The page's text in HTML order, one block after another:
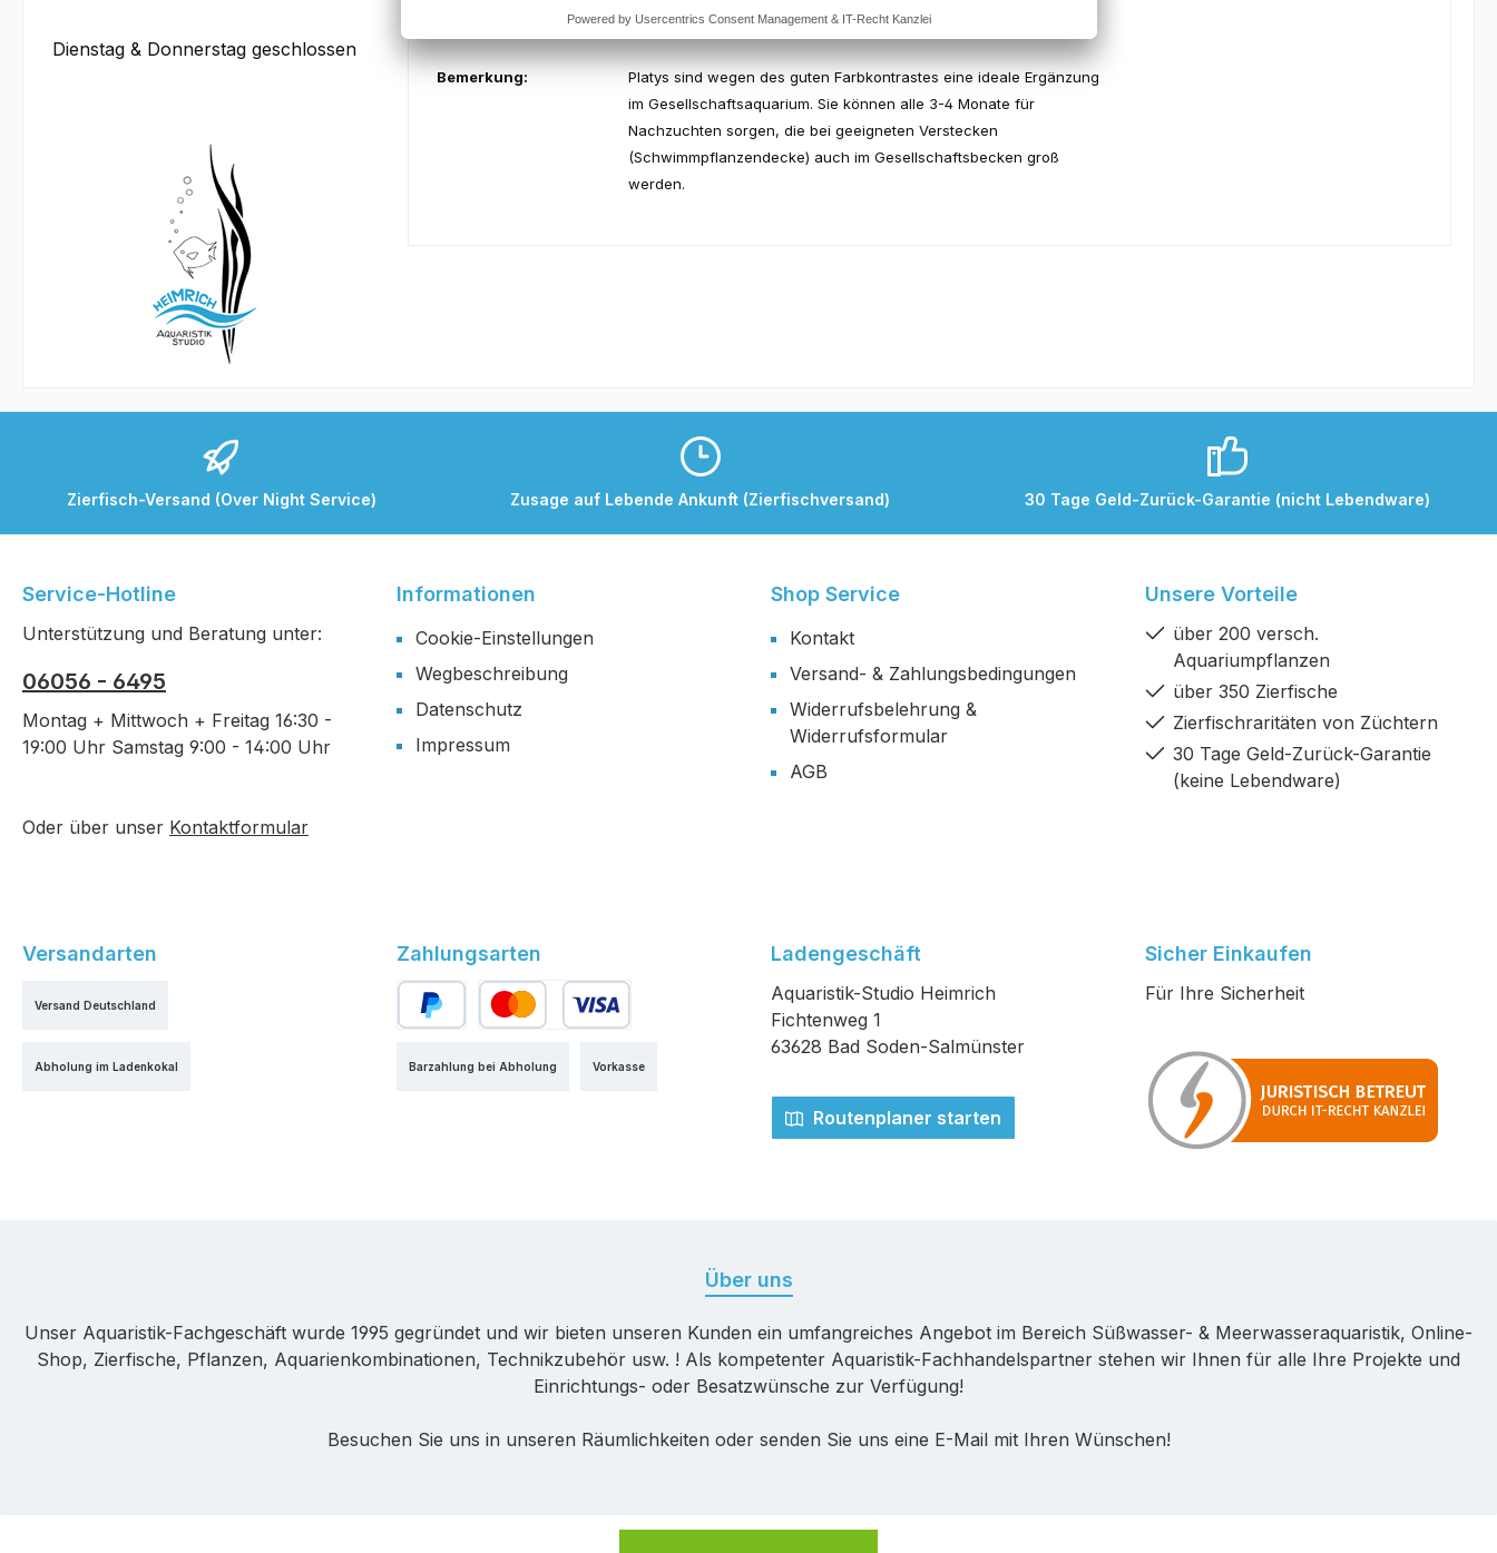
Dienstag & Donnerstag geschlossen
18°C - 25°C
Bemerkung:
Platys sind wegen des guten Farbkontrastes eine ideale Ergänzung
im Gesellschaftsaquarium. Sie können alle 3-4 Monate für
Nachzuchten sorgen, die bei geeigneten Verstecken
(Schwimmpflanzendecke) auch im Gesellschaftsbecken groß
werden.
Zierfisch-Versand (Over Night Service) Zusage auf Lebende Ankunft (Zierfischversand) 30 Tage Geld-Zurück-Garantie (nicht Lebendware)
Service-Hotline
Unterstützung und Beratung unter:
06056 - 6495
Montag + Mittwoch + Freitag 16:30 -
19:00 Uhr Samstag 9:00 - 14:00 Uhr
Oder über unser Kontaktformular
Informationen
Cookie-Einstellungen
Wegbeschreibung
Datenschutz
Impressum
Shop Service
Kontakt
Versand- & Zahlungsbedingungen
Widerrufsbelehrung &
Widerrufsformular
AGB
Unsere Vorteile
über 200 versch.
Aquariumpflanzen
über 350 Zierfische
Zierfischraritäten von Züchtern
30 Tage Geld-Zurück-Garantie
(keine Lebendware)
Versandarten
Versand Deutschland
Abholung im Ladenkokal
Zahlungsarten
Vorkasse
Barzahlung bei Abholung
Ladengeschäft
Aquaristik-Studio Heimrich
Fichtenweg 1
63628 Bad Soden-Salmünster
Routenplaner starten
Sicher Einkaufen
Für Ihre Sicherheit
Über uns
Unser Aquaristik-Fachgeschäft wurde 1995 gegründet und wir bieten unseren Kunden ein umfangreiches Angebot im Bereich Süßwasser- & Meerwasseraquaristik, Online-
Shop, Zierfische, Pflanzen, Aquarienkombinationen, Technikzubehör usw. ! Als kompetenter Aquaristik-Fachhandelspartner stehen wir Ihnen für alle Ihre Projekte und
Einrichtungs- oder Besatzwünsche zur Verfügung!
Besuchen Sie uns in unseren Räumlichkeiten oder senden Sie uns eine E-Mail mit Ihren Wünschen!